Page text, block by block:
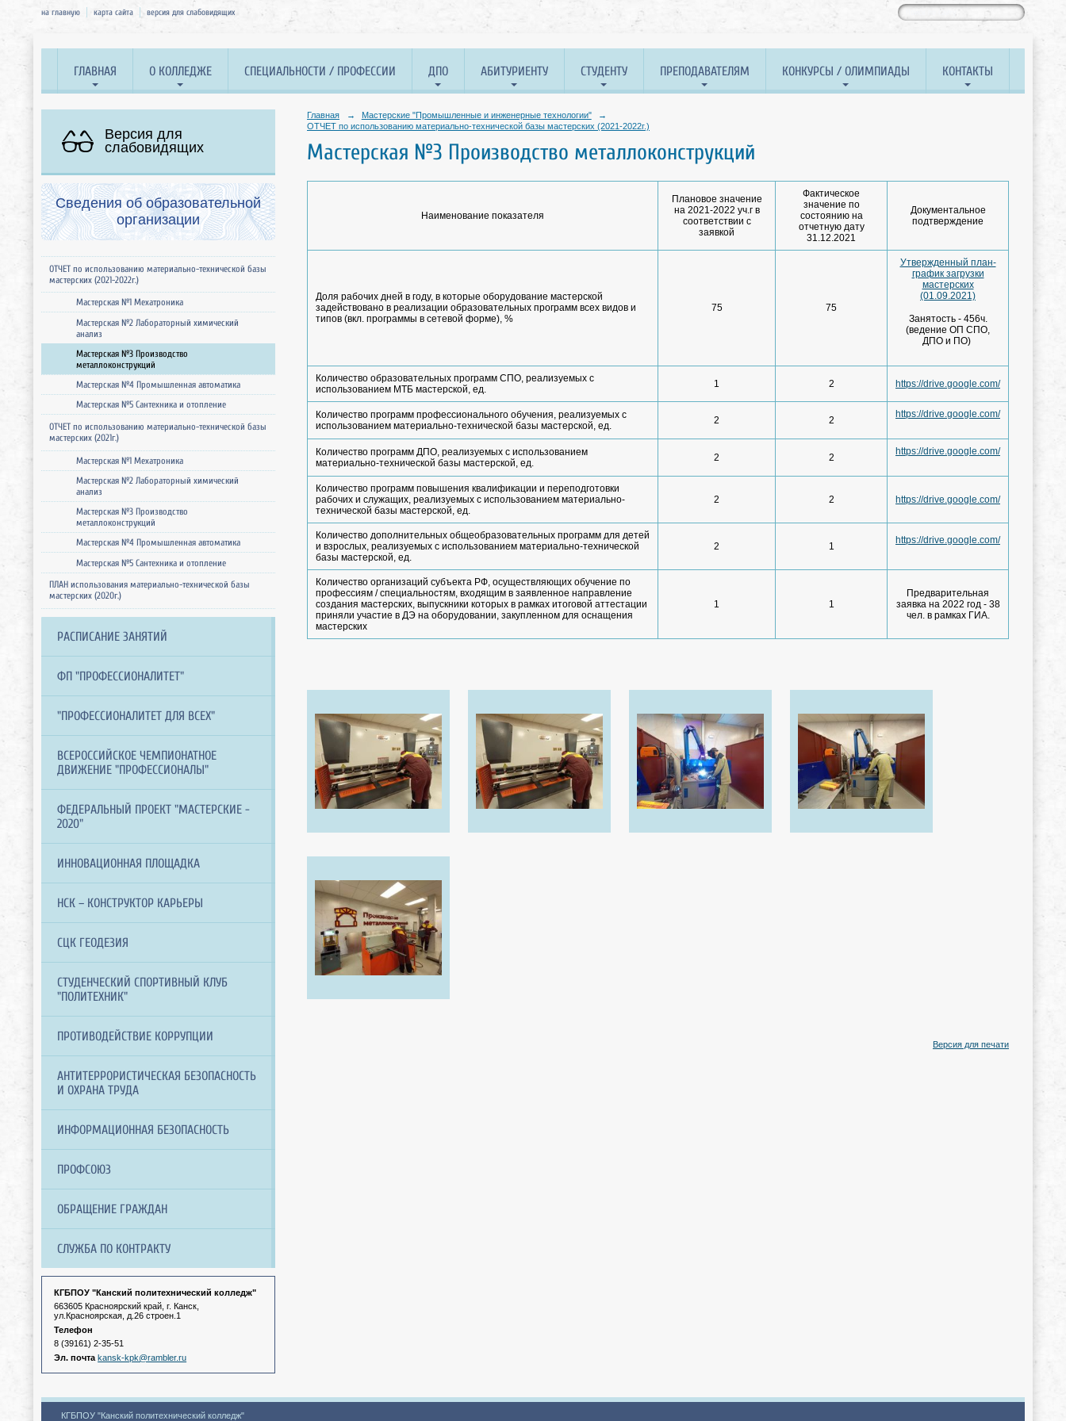
на главную карта сайта версия для слабовидящих
ГЛАВНАЯ О КОЛЛЕДЖЕ СПЕЦИАЛЬНОСТИ / ПРОФЕССИИ ДПО АБИТУРИЕНТУ СТУДЕНТУ ПРЕПОДАВАТЕЛЯМ КОНКУРСЫ / ОЛИМПИАДЫ КОНТАКТЫ
Версия для
слабовидящих
Сведения об образовательной
организации
ОТЧЕТ по использованию материально-технической базы
мастерских (2021-2022г.)
Мастерская №1 Мехатроника
Мастерская №2 Лабораторный химический
анализ
Мастерская №3 Производство
металлоконструкций
Мастерская №4 Промышленная автоматика
Мастерская №5 Сантехника и отопление
ОТЧЕТ по использованию материально-технической базы
мастерских (2021г.)
Мастерская №1 Мехатроника
Мастерская №2 Лабораторный химический
анализ
Мастерская №3 Производство
металлоконструкций
Мастерская №4 Промышленная автоматика
Мастерская №5 Сантехника и отопление
ПЛАН использования материально-технической базы
мастерских (2020г.)
РАСПИСАНИЕ ЗАНЯТИЙ
ФП "ПРОФЕССИОНАЛИТЕТ"
"ПРОФЕССИОНАЛИТЕТ ДЛЯ ВСЕХ"
ВСЕРОССИЙСКОЕ ЧЕМПИОНАТНОЕ
ДВИЖЕНИЕ "ПРОФЕССИОНАЛЫ"
ФЕДЕРАЛЬНЫЙ ПРОЕКТ "МАСТЕРСКИЕ -
2020"
ИННОВАЦИОННАЯ ПЛОЩАДКА
НСК – КОНСТРУКТОР КАРЬЕРЫ
СЦК ГЕОДЕЗИЯ
СТУДЕНЧЕСКИЙ СПОРТИВНЫЙ КЛУБ
"ПОЛИТЕХНИК"
ПРОТИВОДЕЙСТВИЕ КОРРУПЦИИ
АНТИТЕРРОРИСТИЧЕСКАЯ БЕЗОПАСНОСТЬ
И ОХРАНА ТРУДА
ИНФОРМАЦИОННАЯ БЕЗОПАСНОСТЬ
ПРОФСОЮЗ
ОБРАЩЕНИЕ ГРАЖДАН
СЛУЖБА ПО КОНТРАКТУ
КГБПОУ "Канский политехнический колледж"
663605 Красноярский край, г. Канск,
ул.Красноярская, д.26 строен.1
Телефон
8 (39161) 2-35-51
Эл. почта kansk-kpk@rambler.ru
Главная → Мастерские "Промышленные и инженерные технологии"
→
ОТЧЕТ по использованию материально-технической базы мастерских (2021-2022г.)
Мастерская №3 Производство металлоконструкций
Наименование показателя
Плановое значение
на 2021-2022 уч.г в
соответствии с
заявкой
Фактическое
значение по
состоянию на
отчетную дату
31.12.2021
Документальное
подтверждение
Доля рабочих дней в году, в которые оборудование мастерской
задействовано в реализации образовательных программ всех видов и
типов (вкл. программы в сетевой форме), %
75 75
Утвержденный план-
график загрузки
мастерских
(01.09.2021)
Занятость - 456ч.
(ведение ОП СПО,
ДПО и ПО)
Количество образовательных программ СПО, реализуемых с
использованием МТБ мастерской, ед.
1 2 https://drive.google.com/
Количество программ профессионального обучения, реализуемых с
использованием материально-технической базы мастерской, ед.
2 2
https://drive.google.com/
Количество программ ДПО, реализуемых с использованием
материально-технической базы мастерской, ед.
2 2
https://drive.google.com/
Количество программ повышения квалификации и переподготовки
рабочих и служащих, реализуемых с использованием материально-
технической базы мастерской, ед.
2 2 https://drive.google.com/
Количество дополнительных общеобразовательных программ для детей
и взрослых, реализуемых с использованием материально-технической
базы мастерской, ед.
2 1
https://drive.google.com/
Количество организаций субъекта РФ, осуществляющих обучение по
профессиям / специальностям, входящим в заявленное направление
создания мастерских, выпускники которых в рамках итоговой аттестации
приняли участие в ДЭ на оборудовании, закупленном для оснащения
мастерских
1 1
Предварительная
заявка на 2022 год - 38
чел. в рамках ГИА.
Версия для печати
КГБПОУ "Канский политехнический колледж"